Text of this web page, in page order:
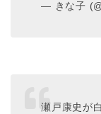
— きな子
瀬戸康史が